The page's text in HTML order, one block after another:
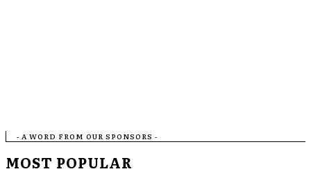
- A WORD FROM OUR SPONSORS -
MOST POPULAR